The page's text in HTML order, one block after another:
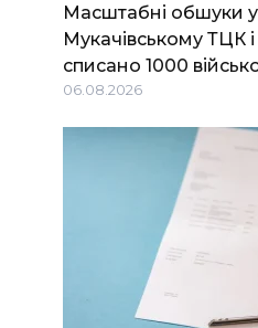
Масштабні обшуки
Мукачівському ТЦК
списано 1000
06.08.2026